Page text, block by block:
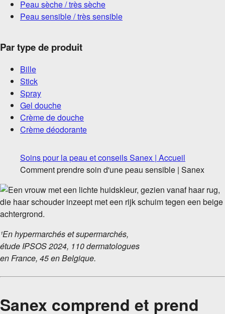
Peau sèche / très sèche
Peau sensible / très sensible
Par type de produit
Bille
Stick
Spray
Gel douche
Crème de douche
Crème déodorante
Soins pour la peau et conseils Sanex | Accueil
Comment prendre soin d'une peau sensible | Sanex
¹En hypermarchés et supermarchés,
étude IPSOS 2024, 110 dermatologues
en France, 45 en Belgique.
Sanex comprend et prend